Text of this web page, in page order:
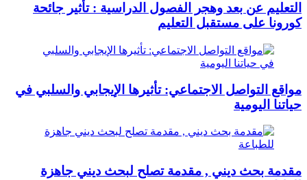
التعليم عن بعد وهجر الفصول الدراسية : تأثير جائحة
كورونا على مستقبل التعليم
مواقع التواصل الاجتماعي: تأثيرها الإيجابي والسلبي في
حياتنا اليومية
مقدمة بحث ديني , مقدمة تصلح لبحث ديني جاهزة